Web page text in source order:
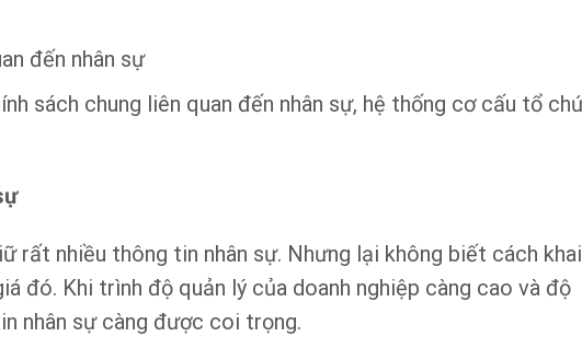
đến nhân sự
sách chung liên quan đến nhân sự, hệ thống cơ cấu tổ
rất nhiều thông tin nhân sự. Nhưng lại không biết cách khai
đó. Khi trình độ quản lý của doanh nghiệp càng cao và độ
nhân sự càng được coi trọng.